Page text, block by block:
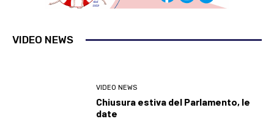
VIDEO NEWS
VIDEO NEWS
Chiusura estiva del Parlamento, le
date